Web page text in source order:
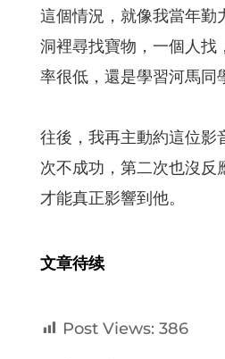
這個情況，就像我當年勤
洞裡尋找寶物，一個人找
率很低，還是學習河馬同
往後，我再主動約這位影
次不成功，第二次也沒反
才能真正影響到他。
文章待续
Post Views: 386